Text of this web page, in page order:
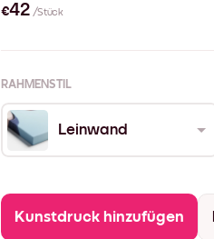
€42 /Stück
RAHMENSTIL
Leinwand
Kunstdruck hinzufügen